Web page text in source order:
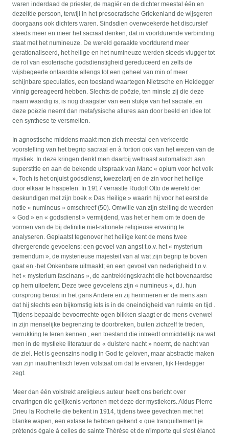
waren inderdaad de priester, de magiër en de dichter meestal één en
dezelfde persoon, terwijl in het presocratische Griekenland de wijsgeren
doorgaans ook dichters waren. Sindsdien overwoekerde het discursief
steeds meer en meer het sacraal denken, dat in voortdurende verbinding
staat met het numineuze. De wereld geraakte voortdurend meer
gerationaliseerd, het heilige en het numineuze werden steeds vlugger tot
de rol van esoterische godsdienstigheid gereduceerd en zelfs de
wijsbegeerte ontaardde allengs tot een geheel van min of meer
schijnbare speculaties, een toestand waartegen Nietzsche en Heidegger
vinnig gereageerd hebben. Slechts de poëzie, ten minste zij die deze
naam waardig is, is nog draagster van een stukje van het sacrale, en
deze poëzie neemt dan metafysische allures aan door beeld en idee tot
een synthese te versmelten.
In agnostische middens maakt men zich meestal een verkeerde
voorstelling van het begrip sacraal en à fortiori ook van het wezen van de
mystiek. In deze kringen denkt men daarbij welhaast automatisch aan
superstitie en aan de bekende uitspraak van Marx: « opium voor het volk
». Toch is het onjuist godsdienst, kwezelarij en de zin voor het heilige
door elkaar te haspelen. In 1917 verrastte Rudolf Otto de wereld der
deskundigen met zijn boek « Das Heilige » waarin hij voor het eerst de
notie « numineus » omschreef (50). Omwille van zijn stelling de weerden
« God » en « godsdienst » vermijdend, was het er hem om te doen de
vormen van de bij definitie niet-rationele religieuse ervaring te
analyseren. Geplaatst tegenover het heilige kent de mens twee
divergerende gevoelens: een gevoel van angst t.o.v. het « mysterium
tremendum », de mysterieuse majesteit van al wat zijn begrip te boven
gaat en ·het Onkenbare uitmaakt; en een gevoel van nederigheid t.o.v.
het « mysterium fascinans », de aantrekkingskracht die het bovenaardse
op hem uitoefent. Deze twee gevoelens zijn « numineus », d.i. hun
oorsprong berust in het gans Andere en zij herinneren er de mens aan
dat hij slechts een bijkomstig iets is in de oneindigheid van ruimte en tijd .
Tijdens bepaalde bevoorrechte ogen blikken slaagt er de mens evenwel
in zijn menselijke begrenzing te doorbreken, buiten zichzelf te treden,
verrukking te leren kennen , een toestand die intreedt onmiddellijk na wat
men in de mystieke literatuur de « duistere nacht » noemt, de nacht van
de ziel. Het is geenszins nodig in God te geloven, maar abstractie maken
van zijn inauthentisch leven volstaat om dat te ervaren, lijk Heidegger
zegt.
Meer dan één volstrekt areligieus auteur heeft ons bericht over
ervaringen die gelijkenis vertonen met deze der mystiekers. Aldus Pierre
Drieu la Rochelle die bekent in 1914, tijdens twee gevechten met het
blanke wapen, een extase te hebben gekend « que tranquillement je
prétends égale à celles de sainte Thérèse et de n'importe qui s'est élancé